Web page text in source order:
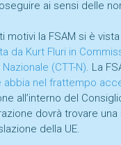
ai sensi delle
motivi la FSAM si è
da Kurt Fluri in
(CTT-N). La
abbia nel frattempo
all’interno del
dovrà trovare
della UE.